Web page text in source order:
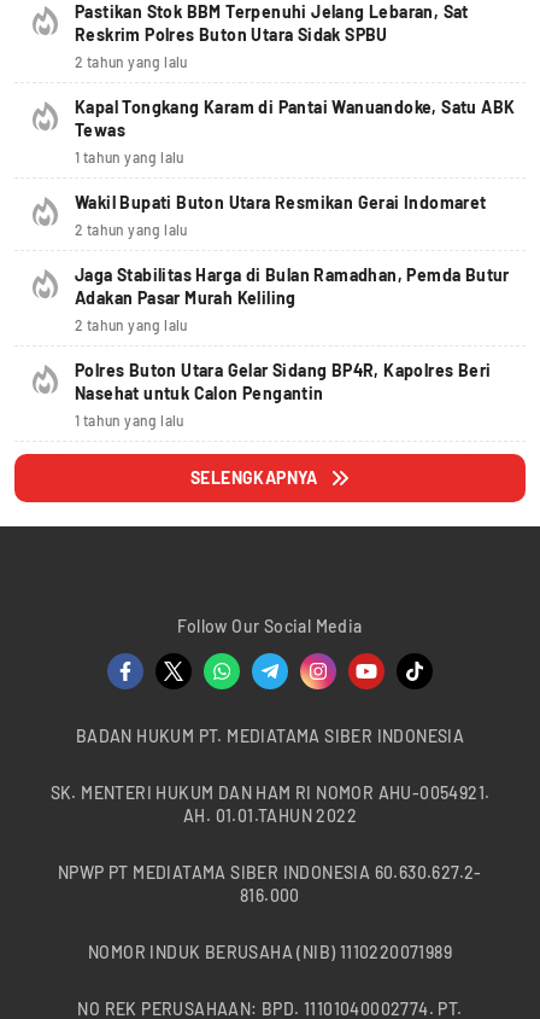
Pastikan Stok BBM Terpenuhi Jelang Lebaran, Sat
Reskrim Polres Buton Utara Sidak SPBU
2 tahun yang lalu
Kapal Tongkang Karam di Pantai Wanuandoke, Satu ABK
Tewas
1 tahun yang lalu
Wakil Bupati Buton Utara Resmikan Gerai Indomaret
2 tahun yang lalu
Jaga Stabilitas Harga di Bulan Ramadhan, Pemda Butur
Adakan Pasar Murah Keliling
2 tahun yang lalu
Polres Buton Utara Gelar Sidang BP4R, Kapolres Beri
Nasehat untuk Calon Pengantin
1 tahun yang lalu
SELENGKAPNYA
Follow Our Social Media
BADAN HUKUM PT. MEDIATAMA SIBER INDONESIA
SK. MENTERI HUKUM DAN HAM RI NOMOR AHU-0054921.
AH. 01.01.TAHUN 2022
NPWP PT MEDIATAMA SIBER INDONESIA 60.630.627.2-
816.000
NOMOR INDUK BERUSAHA (NIB) 1110220071989
NO REK PERUSAHAAN: BPD. 11101040002774. PT.